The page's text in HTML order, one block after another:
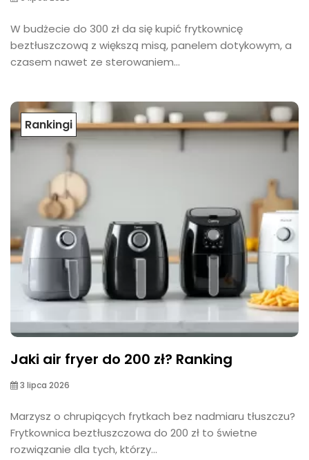
W budżecie do 300 zł da się kupić frytkownicę
beztłuszczową z większą misą, panelem dotykowym, a
czasem nawet ze sterowaniem...
Rankingi
Jaki air fryer do 200 zł? Ranking
3 lipca 2026
Marzysz o chrupiących frytkach bez nadmiaru tłuszczu?
Frytkownica beztłuszczowa do 200 zł to świetne
rozwiązanie dla tych, którzy...